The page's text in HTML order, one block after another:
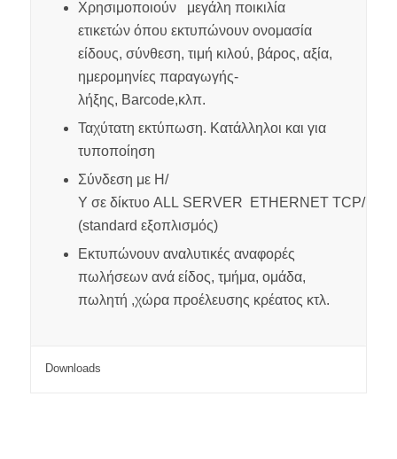
Xρησιμοποιούν μεγάλη ποικιλία
ετικετών όπου εκτυπώνουν ονoμασία
είδους, σύνθεση, τιμή κιλού, βάρος, αξία,
ημερομηνίες παραγωγής-
λήξης, Barcode,κλπ.
Ταχύτατη εκτύπωση. Κατάλληλοι και για
τυποποίηση
Σύνδεση με Η/
Υ σε δίκτυο ALL SERVER ETHERNET TCP/IP
(standard εξοπλισμός)
Εκτυπώνουν αναλυτικές αναφορές
πωλήσεων ανά είδος, τμήμα, ομάδα,
πωλητή ,χώρα προέλευσης κρέατος κτλ.
Downloads